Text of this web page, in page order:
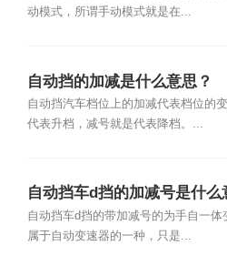
动模式，所谓手动模式就是在...
自动挡的加减是什么意思？
自动挡汽车档位上的加减代表档位的
代表升档，减号就是代表降档。...
自动挡车d挡的加减号是什么
自动挡车d挡的带加减号的为手自一体
属于自动变速器的一种，只是...